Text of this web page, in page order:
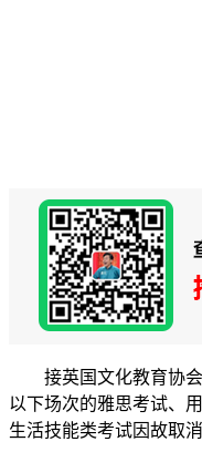
接英国文化教育协会
以下场次的雅思考试、
生活技能类考试因故取消